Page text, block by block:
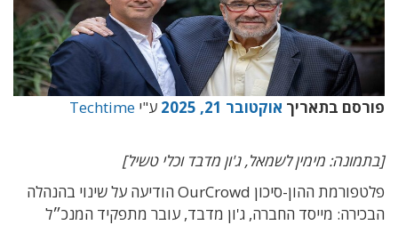
פורסם בתאריך אוקטובר 21, 2025 ע"י Techtime
[בתמונה: מימין לשמאל, ג'ון מדבד וכלי טשיל]
פלטפורמת ההון-סיכון OurCrowd הודיעה על שינוי בהנהלה
הבכירה: מייסד החברה, ג'ון מדבד, עובר מתפקיד המנכ״ל